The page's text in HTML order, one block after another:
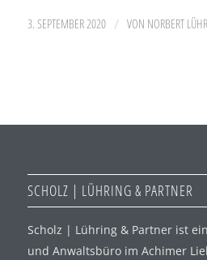
3. SEPTEMBER 2020 / VON NORBERT
SCHOLZ | LÜHRING & PARTNER
Scholz | Lühring & Partner ist
und Anwaltsbüro im Achimer